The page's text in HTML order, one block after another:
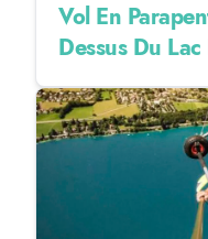
Vol En
Dessus Du